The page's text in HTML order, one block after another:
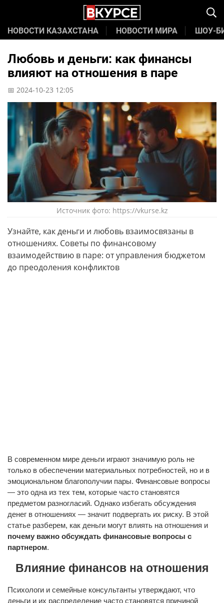
НОВОСТИ КАЗАХСТАНА НОВОСТИ МИРА ШОУ-
Любовь и деньги: как финансы
влияют на отношения в паре
📅 2024-10-23 12:05
Источник фото: https://vkurse.kz
Узнайте, как деньги и любовь взаимосвязаны в
отношениях. Советы по финансовому
взаимодействию в паре: от управления бюджетом
до преодоления конфликтов
В современном мире деньги играют значимую роль не
только в обеспечении материальных потребностей, но и в
эмоциональном благополучии пары. Финансовые вопросы
— это одна из тех тем, которые часто становятся
предметом разногласий. Однако избегать обсуждения
денег в отношениях — значит подвергать их риску. В этой
статье разберем, как деньги могут влиять на отношения и
почему важно обсуждать финансовые вопросы с
партнером.
Влияние финансов на отношения
Психологи и семейные консультанты утверждают, что
деньги и их распределение часто становятся причиной